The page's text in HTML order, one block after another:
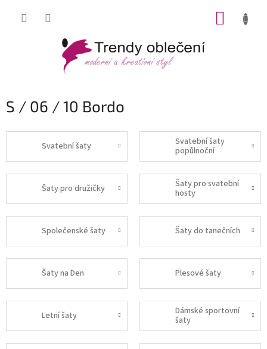
S / 06 / 10 Bordo
Svatební šaty
Svatební šaty
popůlnoční
Šaty pro družičky
Šaty pro svatební
hosty
Společenské šaty Šaty do tanečních
Šaty na Den Plesové šaty
Letní šaty
Dámské sportovní
šaty